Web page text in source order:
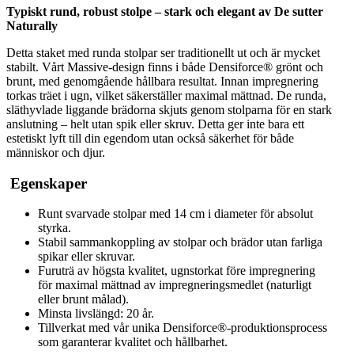
Typiskt rund, robust stolpe – stark och elegant av De sutter
Naturally
Detta staket med runda stolpar ser traditionellt ut och är mycket
stabilt. Vårt Massive-design finns i både Densiforce® grönt och
brunt, med genomgående hållbara resultat. Innan impregnering
torkas träet i ugn, vilket säkerställer maximal mättnad. De runda,
släthyvlade liggande brädorna skjuts genom stolparna för en stark
anslutning – helt utan spik eller skruv. Detta ger inte bara ett
estetiskt lyft till din egendom utan också säkerhet för både
människor och djur.
Egenskaper
Runt svarvade stolpar med 14 cm i diameter för absolut
styrka.
Stabil sammankoppling av stolpar och brädor utan farliga
spikar eller skruvar.
Furuträ av högsta kvalitet, ugnstorkat före impregnering
för maximal mättnad av impregneringsmedlet (naturligt
eller brunt målad).
Minsta livslängd: 20 år.
Tillverkat med vår unika Densiforce®-produktionsprocess
som garanterar kvalitet och hållbarhet.